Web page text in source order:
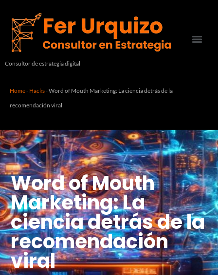
Consultor de estrategia digital
Home- Hacks-Word of Mouth Marketing: La ciencia detrás de la
recomendación viral
Word of Mouth
Marketing: La
ciencia detrás de la
recomendación
viral